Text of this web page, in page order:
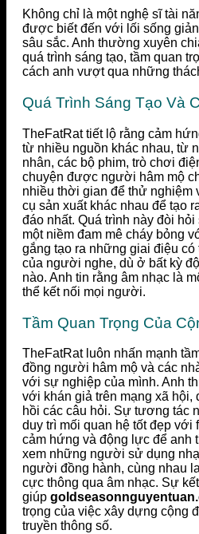
Không chỉ là một nghệ sĩ tài
được biết đến với lối sống
sâu sắc. Anh thường xuyên
quá trình sáng tạo, tầm quan
cách anh vượt qua những
Quá Trình Sáng Tạo Và
TheFatRat tiết lộ rằng cảm
từ nhiều nguồn khác nhau, từ
nhân, các bộ phim, trò chơi
chuyện được người hâm mộ
nhiều thời gian để thử nghiệm
cụ sản xuất khác nhau để tạo
đáo nhất. Quá trình này đòi
một niềm đam mê cháy bỏng
gắng tạo ra những giai điệu có
của người nghe, dù ở bất kỳ
nào. Anh tin rằng âm nhạc là
thể kết nối mọi người.
Tầm Quan Trọng Của
TheFatRat luôn nhấn mạnh
đồng người hâm mộ và các
với sự nghiệp của mình. Anh
với khán giả trên mạng xã hội,
hồi các câu hỏi. Sự tương tác
duy trì mối quan hệ tốt đẹp với
cảm hứng và động lực để anh
xem những người sử dụng
người đồng hành, cùng nhau
cực thông qua âm nhạc. Sự
giúp
trọng của việc xây dựng cộng
truyền thông số.